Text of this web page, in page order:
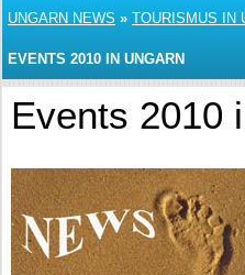
UNGARN NEWS » TOURISMUS IN
EVENTS 2010 IN UNGARN
Events 2010